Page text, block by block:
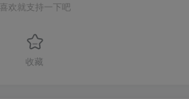
喜欢就支持一下吧
收藏